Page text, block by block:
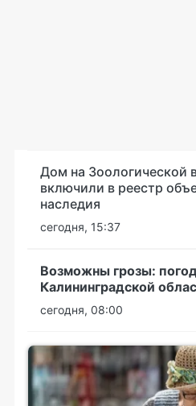
Дом на Зоологической
включили в реестр
наследия
сегодня, 15:37
Возможны грозы:
Калининградской
сегодня, 08:00